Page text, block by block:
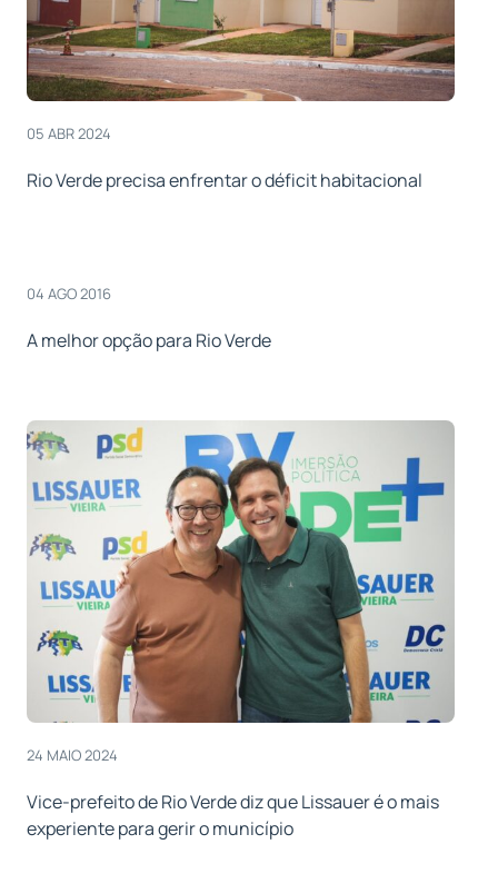
05 ABR 2024
Rio Verde precisa enfrentar o déficit habitacional
04 AGO 2016
A melhor opção para Rio Verde
24 MAIO 2024
Vice-prefeito de Rio Verde diz que Lissauer é o mais
experiente para gerir o município